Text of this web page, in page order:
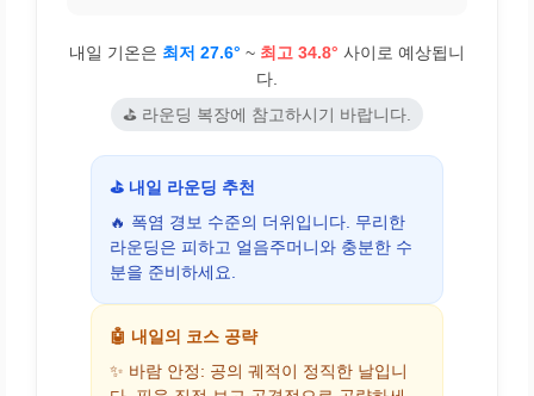
내일 기온은 최저 27.6° ~ 최고 34.8° 사이로 예상됩니
다.
⛳ 라운딩 복장에 참고하시기 바랍니다.
⛳ 내일 라운딩 추천
🔥 폭염 경보 수준의 더위입니다. 무리한
라운딩은 피하고 얼음주머니와 충분한 수
분을 준비하세요.
🤖 내일의 코스 공략
✨ 바람 안정: 공의 궤적이 정직한 날입니